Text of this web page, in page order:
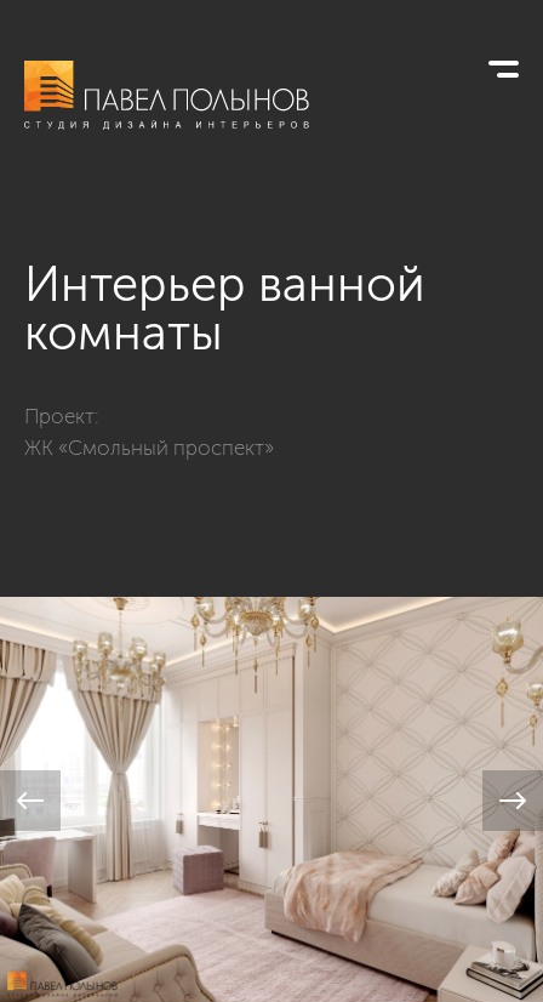
Интерьер ванной
комнаты
Проект:
ЖК «Смольный проспект»